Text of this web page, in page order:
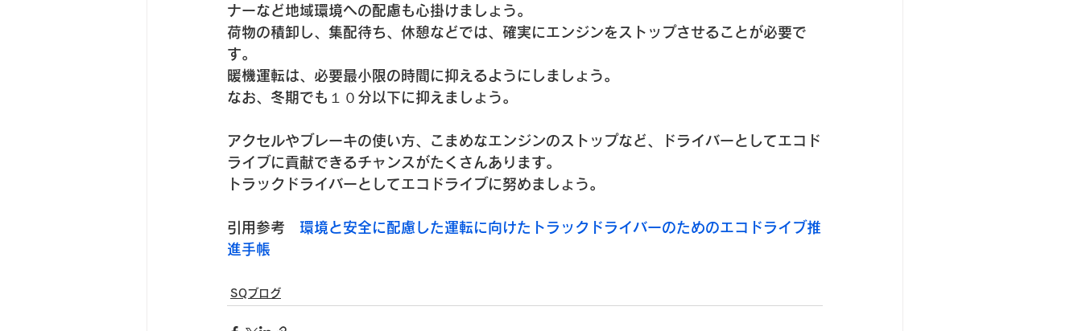
ナーなど地域環境への配慮も心掛けましょう。
荷物の積卸し、集配待ち、休憩などでは、確実にエンジンをストップさせることが必要で
す。
暖機運転は、必要最小限の時間に抑えるようにしましょう。
なお、冬期でも１０分以下に抑えましょう。
アクセルやブレーキの使い方、こまめなエンジンのストップなど、ドライバーとしてエコド
ライブに貢献できるチャンスがたくさんあります。
トラックドライバーとしてエコドライブに努めましょう。
引用参考 環境と安全に配慮した運転に向けたトラックドライバーのためのエコドライブ推
進手帳
SQブログ